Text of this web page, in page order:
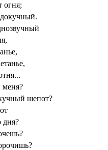
огня;
шепот?
дня?